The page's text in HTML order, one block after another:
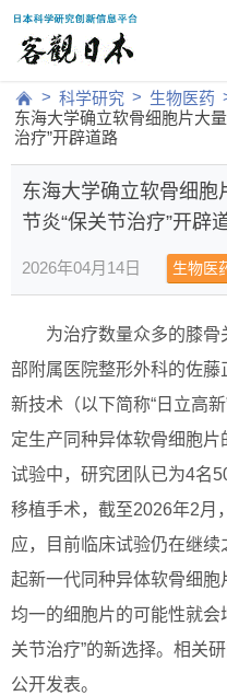
> 科学研究 > 生物医药
东海大学确立软骨细胞片大
治疗”开辟道路
东海大学确立软骨细胞
节炎“保关节治疗”开辟
2026年04月14日 生物医
为治疗数量众多的膝
部附属医院整形外科的佐
新技术（以下简称“日立高
定生产同种异体软骨细胞
试验中，研究团队已为4名
移植手术，截至2026年2月
应，目前临床试验仍在继
起新一代同种异体软骨细
均一的细胞片的可能性就会
关节治疗”的新选择。相关
公开发表。